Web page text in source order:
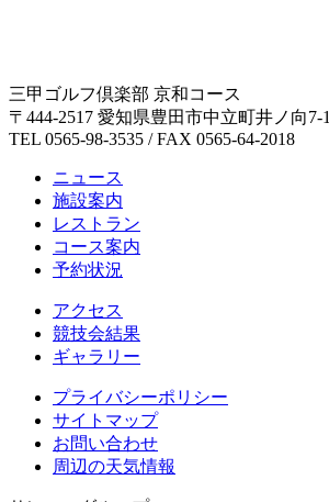
三甲ゴルフ倶楽部 京和コース
〒444-2517 愛知県豊田市中立町井ノ向7-1
TEL 0565-98-3535 / FAX 0565-64-2018
ニュース
施設案内
レストラン
コース案内
予約状況
アクセス
競技会結果
ギャラリー
プライバシーポリシー
サイトマップ
お問い合わせ
周辺の天気情報